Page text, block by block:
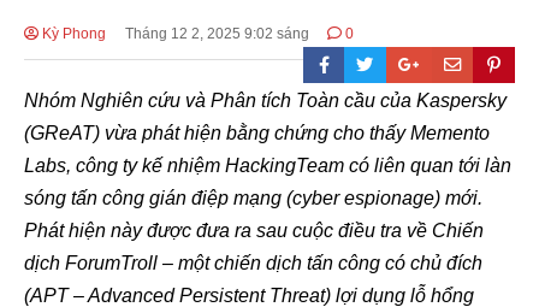
Kỳ Phong Tháng 12 2, 2025 9:02 sáng 0
Nhóm Nghiên cứu và Phân tích Toàn cầu của Kaspersky
(GReAT) vừa phát hiện bằng chứng cho thấy Memento
Labs, công ty kế nhiệm HackingTeam có liên quan tới làn
sóng tấn công gián điệp mạng (cyber espionage) mới.
Phát hiện này được đưa ra sau cuộc điều tra về Chiến
dịch ForumTroll – một chiến dịch tấn công có chủ đích
(APT – Advanced Persistent Threat) lợi dụng lỗ hổng